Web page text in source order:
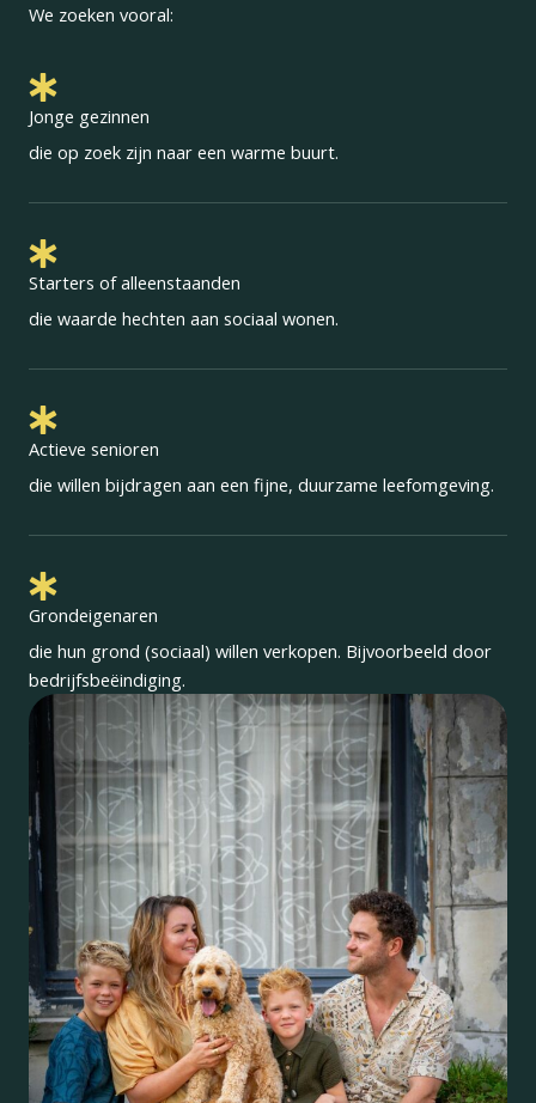
We zoeken vooral:
Jonge gezinnen
die op zoek zijn naar een warme buurt.
Starters of alleenstaanden
die waarde hechten aan sociaal wonen.
Actieve senioren
die willen bijdragen aan een fijne, duurzame leefomgeving.
Grondeigenaren
die hun grond (sociaal) willen verkopen. Bijvoorbeeld door
bedrijfsbeëindiging.